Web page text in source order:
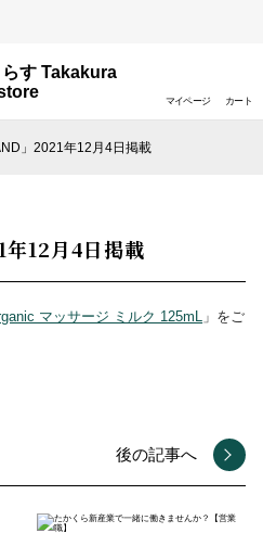
取り扱い店舗（ペットスタイ
ル）
マイページ カート
」2021年12月4日掲載
年12月4日掲載
マッサージ ミルク 125mL 」をご
後の記事へ